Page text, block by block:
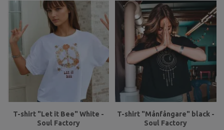
T-shirt "Let it Bee" White -
Soul Factory
T-shirt "Månfångare" black -
Soul Factory